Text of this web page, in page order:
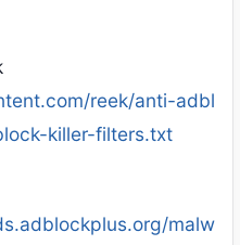
reek/anti-adbl
killer-filters.txt
malw